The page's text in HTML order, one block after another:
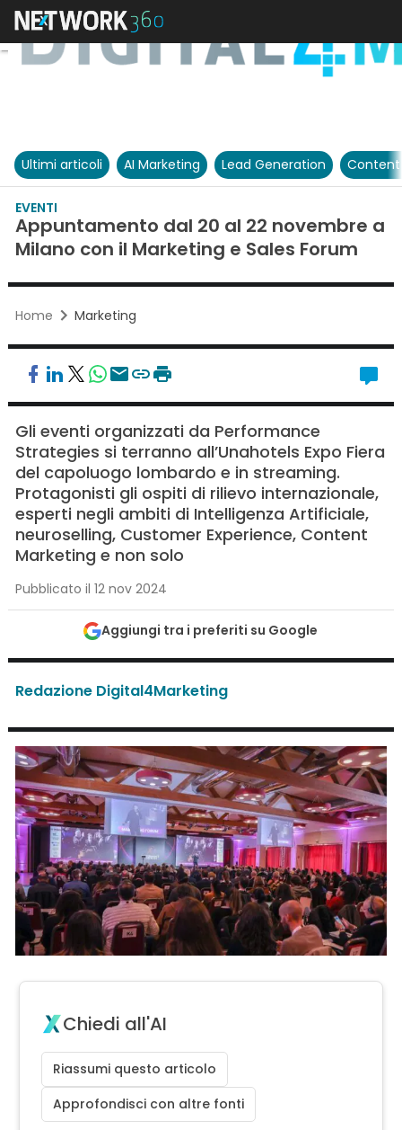
Ultimi articoli AI Marketing Lead Generation
EVENTI
Appuntamento dal 20 al 22 novembre a
Milano con il Marketing e Sales Forum
Home Marketing
Gli eventi organizzati da Performance
Strategies si terranno all’Unahotels Expo Fiera
del capoluogo lombardo e in streaming.
Protagonisti gli ospiti di rilievo internazionale,
esperti negli ambiti di Intelligenza Artificiale,
neuroselling, Customer Experience, Content
Marketing e non solo
Pubblicato il 12 nov 2024
Aggiungi tra i preferiti su Google
Redazione Digital4Marketing
Chiedi all'AI
Riassumi questo articolo
Approfondisci con altre fonti